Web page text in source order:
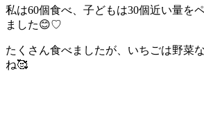
私は60個食べ、子どもは30個近い量を
ました😊♡
たくさん食べましたが、いちごは野菜
ね🥰